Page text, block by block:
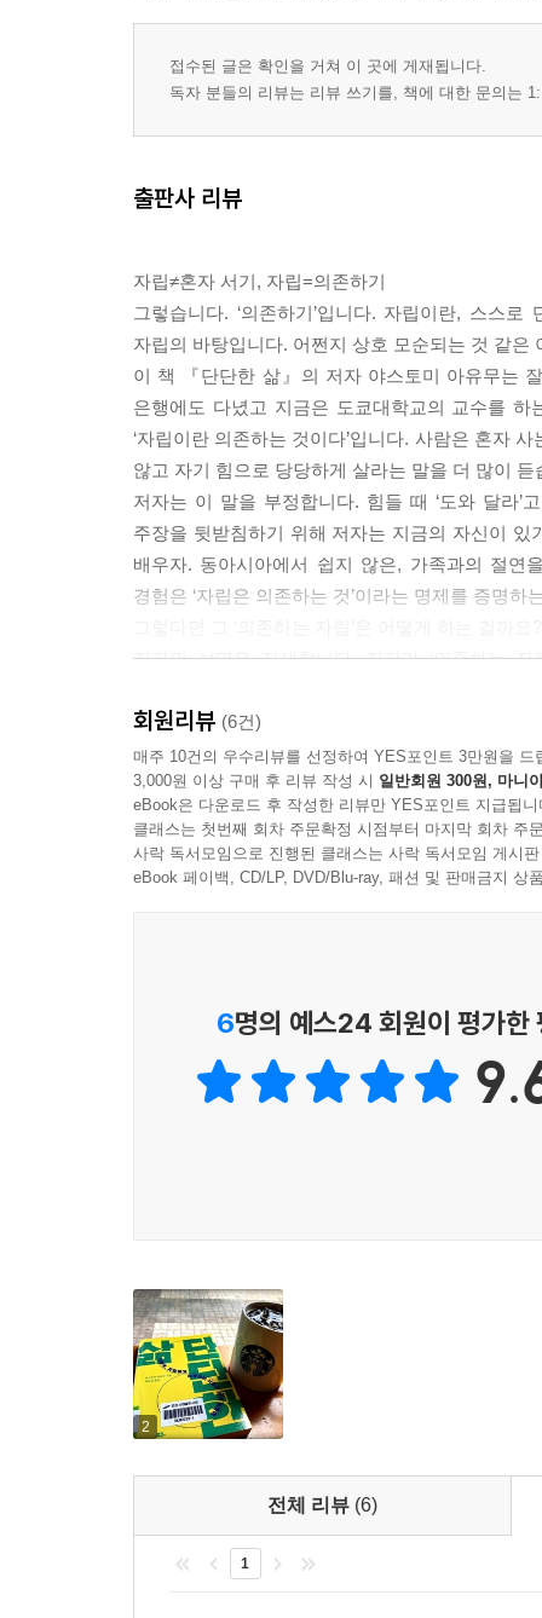
접수된 글은 확인을 거쳐 이 곳에 게재됩니다.
독자 분들의 리뷰는 리뷰 쓰기를, 책에 대한 문의는
출판사 리뷰
자립≠혼자 서기, 자립=의존하기
그렇습니다. ‘의존하기’입니다. 자립이란, 스스
자립의 바탕입니다. 어쩐지 상호 모순되는 것 같
이 책 『단단한 삶』의 저자 야스토미 아유무는
은행에도 다녔고 지금은 도쿄대학교의 교수를
‘자립이란 의존하는 것이다’입니다. 사람은 혼자
않고 자기 힘으로 당당하게 살라는 말을 더 많이
저자는 이 말을 부정합니다. 힘들 때 ‘도와 달라
주장을 뒷받침하기 위해 저자는 지금의 자신이
배우자. 동아시아에서 쉽지 않은, 가족과의 절연
경험은 ‘자립은 의존하는 것’이라는 명제를 증명하
저자의 설명은 자세합니다. 저자가 ‘의존하는
올바르게 봐 주지 않는 사람과의 관계, 경제적으
저자는 다시 앞을 봅니다. 그 앞에는 결국 우리가
자기혐오를 또렷하게 바라보도록 합니다. 자기혐
스스로 바라는 방향으로 자라는 성장을 위해
자립은 결국 성장을 바랍니다. 나 자신의 진정한
회원리뷰 (6건)
매주 10건의 우수리뷰를 선정하여 YES포인트 3만원을 드
3,000원 이상 구매 후 리뷰 작성 시 일반회원 300원, 마니
eBook은 다운로드 후 작성한 리뷰만 YES포인트 지급됩니
클래스는 첫번째 회차 주문확정 시점부터 마지막 회차 주
사락 독서모임으로 진행된 클래스는 사락 독서모임 게시
eBook 페이백, CD/LP, DVD/Blu-ray, 패션 및 판매금지 상
6명의 예스24 회원이 평가한
2
전체 리뷰 (6)
1